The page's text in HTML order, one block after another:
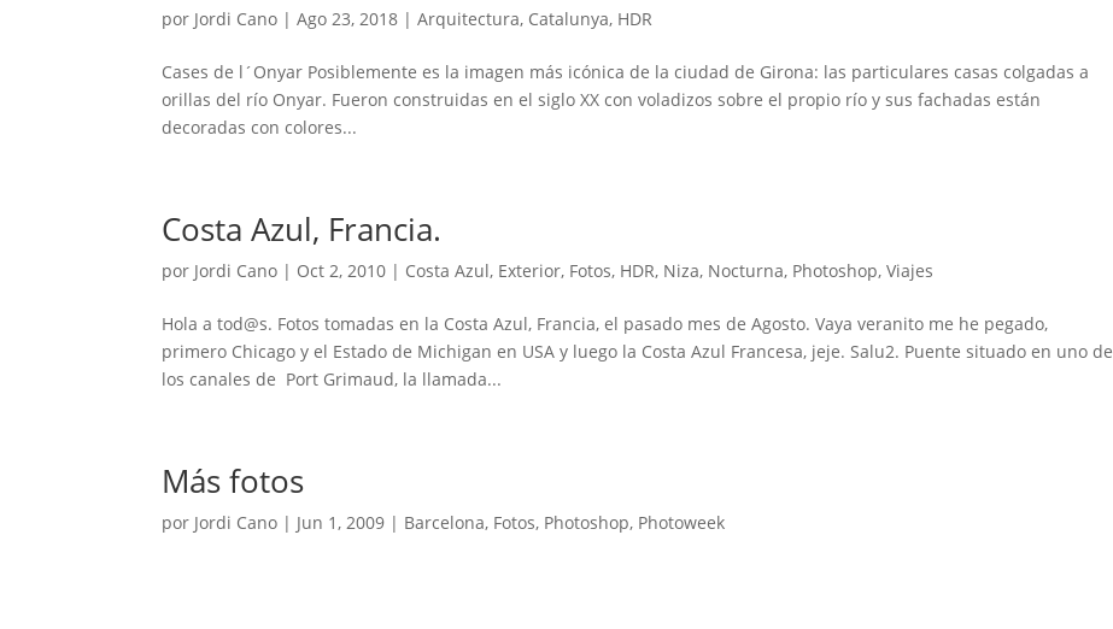
por Jordi Cano |Ago 23, 2018 |Arquitectura, Catalunya, HDR
Cases de l´Onyar Posiblemente es la imagen más icónica de la ciudad de Girona: las particulares casas colgadas a
orillas del río Onyar. Fueron construidas en el siglo XX con voladizos sobre el propio río y sus fachadas están
decoradas con colores...
Costa Azul, Francia.
por Jordi Cano | Oct 2, 2010 | Costa Azul, Exterior, Fotos, HDR, Niza, Nocturna, Photoshop,Viajes
Hola a tod@s. Fotos tomadas en la Costa Azul, Francia, el pasado mes de Agosto. Vaya veranito me he pegado,
primero Chicago y el Estado de Michigan en USA y luego la Costa Azul Francesa, jeje. Salu2. Puente situado en uno de
los canales de Port Grimaud, la llamada...
Más fotos
por Jordi Cano | Jun 1, 2009 | Barcelona, Fotos, Photoshop, Photoweek